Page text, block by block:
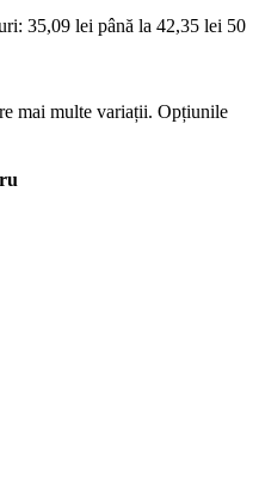
35,09 lei până la 42,35 lei 50
mai multe variații. Opțiunile